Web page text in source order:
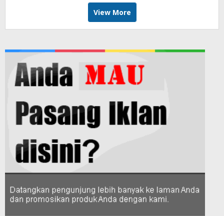
View More